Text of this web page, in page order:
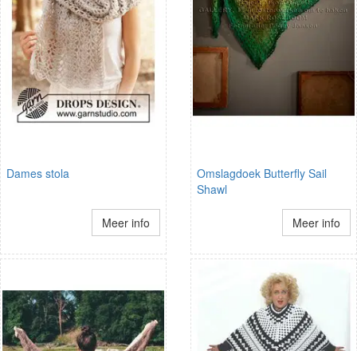
Dames stola
Meer info
Omslagdoek Butterfly Sail
Shawl
Meer info